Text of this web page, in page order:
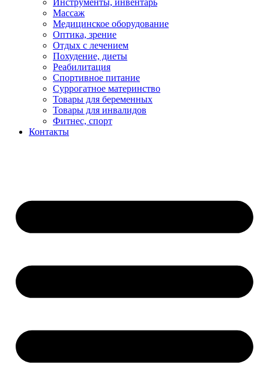
Массаж
Медицинское оборудование
Оптика, зрение
Отдых с лечением
Похудение, диеты
Реабилитация
Спортивное питание
Суррогатное материнство
Товары для беременных
Товары для инвалидов
Фитнес, спорт
Контакты